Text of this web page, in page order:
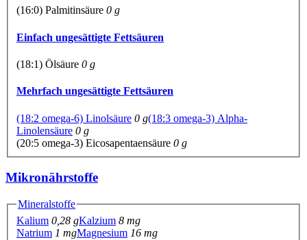
(16:0) Palmitinsäure 0 g
Einfach ungesättigte Fettsäuren
(18:1) Ölsäure 0 g
Mehrfach ungesättigte Fettsäuren
(18:2 omega-6) Linolsäure 0 g(18:3 omega-3) Alpha-
Linolensäure 0 g
(20:5 omega-3) Eicosapentaensäure 0 g
Mikronährstoffe
Mineralstoffe
Kalium 0,28 gKalzium 8 mg
Natrium 1 mgMagnesium 16 mg